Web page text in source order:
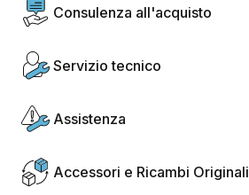
Consulenza all'acquisto
Servizio tecnico
Assistenza
Accessori e Ricambi Originali